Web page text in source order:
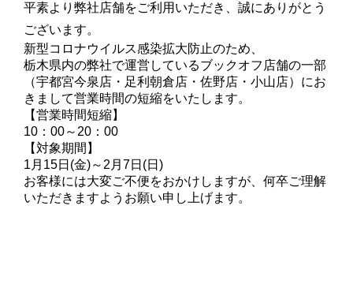
平素より弊社店舗をご利用いただき、誠にありがとう
ございます。
新型コロナウイルス感染拡大防止のため、
栃木県内の弊社で運営しているブックオフ店舗の一部
（宇都宮今泉店・足利朝倉店・佐野店・小山店）にお
きまして営業時間の短縮をいたします。
【営業時間短縮】
10：00～20：00
【対象期間】
1月15日(金)～2月7日(日)
お客様には大変ご不便をおかけしますが、何卒ご理解
いただきますようお願い申し上げます。